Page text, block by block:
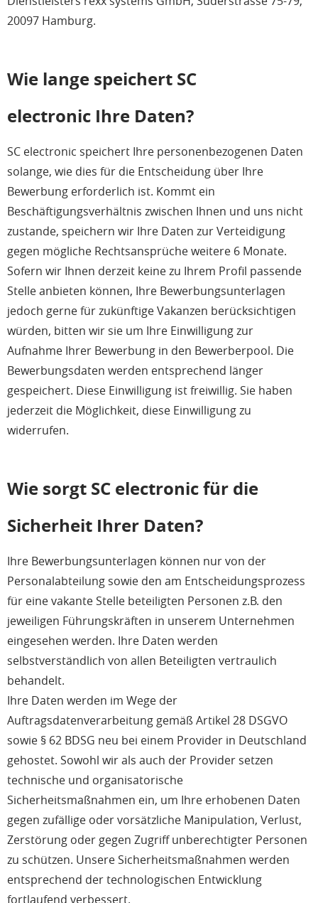
20097 Hamburg.
Wie lange speichert SC
electronic Ihre Daten?
SC electronic speichert Ihre personenbezogenen Daten
solange, wie dies für die Entscheidung über Ihre
Bewerbung erforderlich ist. Kommt ein
Beschäftigungsverhältnis zwischen Ihnen und uns nicht
zustande, speichern wir Ihre Daten zur Verteidigung
gegen mögliche Rechtsansprüche weitere 6 Monate.
Sofern wir Ihnen derzeit keine zu Ihrem Profil passende
Stelle anbieten können, Ihre Bewerbungsunterlagen
jedoch gerne für zukünftige Vakanzen berücksichtigen
würden, bitten wir sie um Ihre Einwilligung zur
Aufnahme Ihrer Bewerbung in den Bewerberpool. Die
Bewerbungsdaten werden entsprechend länger
gespeichert. Diese Einwilligung ist freiwillig. Sie haben
jederzeit die Möglichkeit, diese Einwilligung zu
widerrufen.
Wie sorgt SC electronic für die
Sicherheit Ihrer Daten?
Ihre Bewerbungsunterlagen können nur von der
Personalabteilung sowie den am Entscheidungsprozess
für eine vakante Stelle beteiligten Personen z.B. den
jeweiligen Führungskräften in unserem Unternehmen
eingesehen werden. Ihre Daten werden
selbstverständlich von allen Beteiligten vertraulich
behandelt.
Ihre Daten werden im Wege der
Auftragsdatenverarbeitung gemäß Artikel 28 DSGVO
sowie § 62 BDSG neu bei einem Provider in Deutschland
gehostet. Sowohl wir als auch der Provider setzen
technische und organisatorische
Sicherheitsmaßnahmen ein, um Ihre erhobenen Daten
gegen zufällige oder vorsätzliche Manipulation, Verlust,
Zerstörung oder gegen Zugriff unberechtigter Personen
zu schützen. Unsere Sicherheitsmaßnahmen werden
entsprechend der technologischen Entwicklung
fortlaufend verbessert.